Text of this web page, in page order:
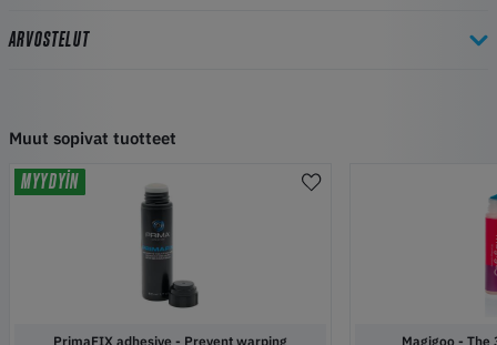
ARVOSTELUT
Muut sopivat tuotteet
MYYDYIN
PrimaFIX adhesive - Prevent warping